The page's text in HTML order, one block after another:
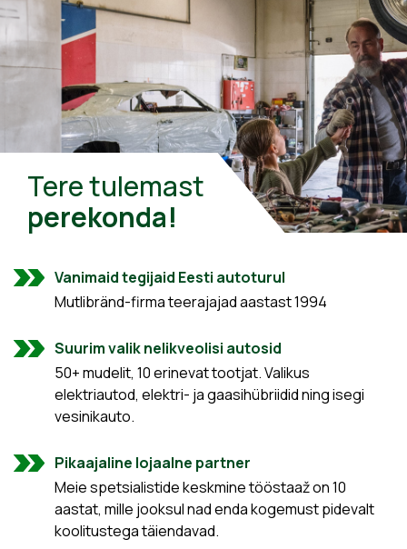
Tere tulemast
perekonda!
Vanimaid tegijaid Eesti autoturul
Mutlibränd-firma teerajajad aastast 1994
Suurim valik nelikveolisi autosid
50+ mudelit, 10 erinevat tootjat. Valikus
elektriautod, elektri- ja gaasihübriidid ning isegi
vesinikauto.
Pikaajaline lojaalne partner
Meie spetsialistide keskmine tööstaaž on 10
aastat, mille jooksul nad enda kogemust pidevalt
koolitustega täiendavad.